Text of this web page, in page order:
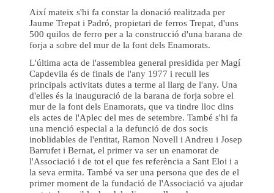
Així mateix s'hi fa constar la donació realitzada per
Jaume Trepat i Padró, propietari de ferros Trepat, d'uns
500 quilos de ferro per a la construcció d'una barana de
forja a sobre del mur de la font dels Enamorats.
L'última acta de l'assemblea general presidida per Magí
Capdevila és de finals de l'any 1977 i recull les
principals activitats dutes a terme al llarg de l'any. Una
d'elles és la inauguració de la barana de forja sobre el
mur de la font dels Enamorats, que va tindre lloc dins
els actes de l'Aplec del mes de setembre. També s'hi fa
una menció especial a la defunció de dos socis
inoblidables de l'entitat, Ramon Novell i Andreu i Josep
Barrufet i Bernat, el primer va ser un enamorat de
l'Associació i de tot el que fes referència a Sant Eloi i a
la seva ermita. També va ser una persona que des de el
primer moment de la fundació de l'Associació va ajudar